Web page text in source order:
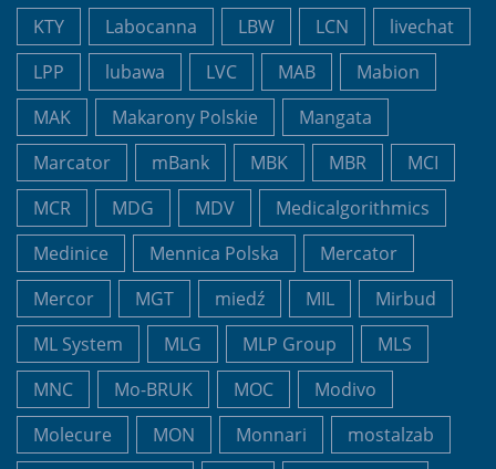
KTY Labocanna LBW LCN
livechat
LPP
lubawa LVC MAB
Mabion
MAK
Makarony Polskie
Mangata
Marcator
mBank MBK MBR
MCI
MCR
MDG MDV
Medicalgorithmics
Medinice
Mennica Polska
Mercator
Mercor
MGT miedź MIL
Mirbud
ML System
MLG MLP Group
MLS
MNC
Mo-BRUK MOC
Modivo
Molecure
MON Monnari
mostalzab